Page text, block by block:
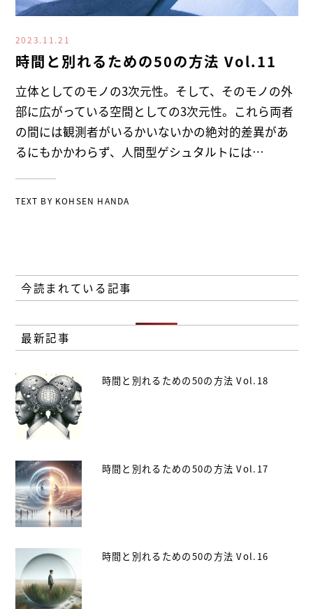
2023.11.21
時間と別れるための50の方法 Vol.11
立体としてのモノの3次元性。そして、そのモノの外
部に広がっている空間としての3次元性。これら両者
の間には観測者がいるかいないかの絶対的差異があ
るにもかかわらず、人間型ゲシュタルトには…
TEXT BY KOHSEN HANDA
今読まれている記事
最新記事
時間と別れるための50の方法 Vol.18
時間と別れるための50の方法 Vol.17
時間と別れるための50の方法 Vol.16